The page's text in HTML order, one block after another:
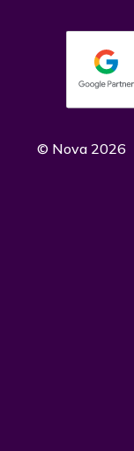
© Nova 2026